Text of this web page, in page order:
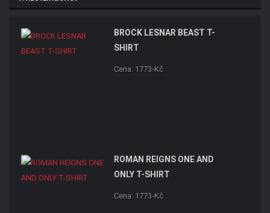
BROCK LESNAR BEAST T-
SHIRT
Cena: 1773-Kč
ROMAN REIGNS ONE AND
ONLY T-SHIRT
Cena: 1773-Kč